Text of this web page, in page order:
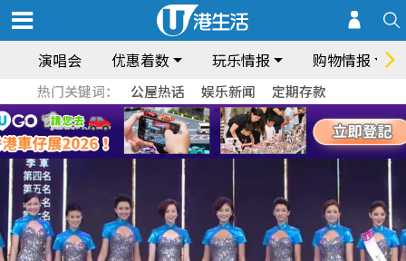
演唱会 优惠着数 玩乐情报 购物情报
热门关键词： 公屋热话 娱乐新闻 定期存款